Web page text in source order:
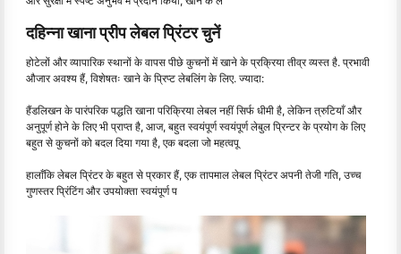
दहिन्ना खाना प्रीप लेबल प्रिंटर चुनें
होटेलों और व्यापारिक स्थानों के वापस पीछे कुचनों में खाने के प्रक्रिया तीव्र व्यस्त है. प्रभावी
औजार अवश्य हैं, विशेषतः खाने के प्रिप्ट लेबलिंग के लिए. ज्यादा:
हैंडलिखन के पारंपरिक पद्धति खाना परिक्रिया लेबल नहीं सिर्फ धीमी है, लेकिन त्रुटियाँ और
अनुपूर्ण होने के लिए भी प्राप्त है, आज, बहुत स्वयंपूर्ण स्वयंपूर्ण लेबुल प्रिन्टर के प्रयोग के लिए
बहुत से कुचनों को बदल दिया गया है, एक बदला जो महत्वपू
हालाँकि लेबल प्रिंटर के बहुत से प्रकार हैं, एक तापमाल लेबल प्रिंटर अपनी तेजी गति, उच्च
गुणस्तर प्रिंटिंग और उपयोक्ता स्वयंपूर्ण प